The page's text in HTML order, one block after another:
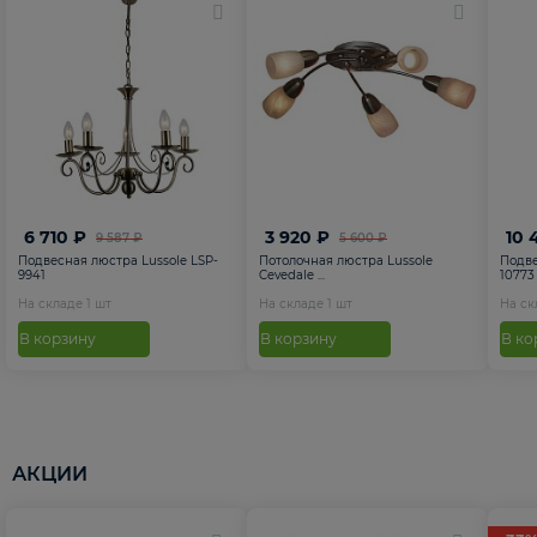
9 587 ₽
6 710 ₽
Подвесная люстра Lussole LSP-
9941
На складе 1 шт
В корзину
5 600 ₽
3 920 ₽
Потолочная люстра Lussole
Cevedale ...
На складе 1 шт
В корзину
10
10773
На
В
АКЦИИ